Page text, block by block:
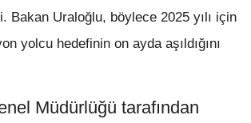
Bakan Uraloğlu, böylece 2025 yılı için
yolcu hedefinin on ayda aşıldığını
Müdürlüğü tarafından